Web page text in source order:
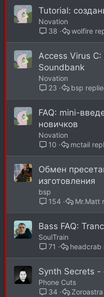
Tutorial:
Novation
38
wolfire
Access Virus C:
Soundbank
Novation
23
bsp
FAQ: mini-
новичков
Novation
10
mctail
Обмен
изготовления
bsp
154
Mr.Matt
Bass FAQ:
SoulTrain
71
headcrab
Synth Secrets -
Phone Cuts
34
Zoroastra